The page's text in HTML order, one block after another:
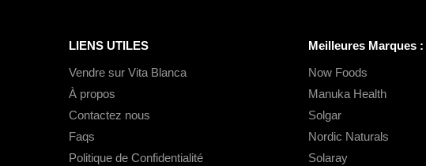
LIENS UTILES
Vendre sur Vita Blanca
À propos
Contactez nous
Faqs
Politique de Confidentialité
Meilleures Marques :
Now Foods
Manuka Health
Solgar
Nordic Naturals
Solaray